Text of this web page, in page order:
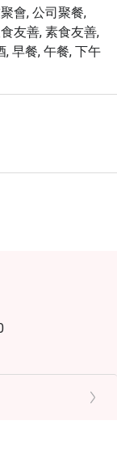
會, 公司聚餐,
友善, 素食友善,
, 早餐, 午餐, 下午